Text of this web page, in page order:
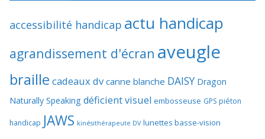
accessibilité handicap actu handicap
agrandissement d'écran aveugle
braille cadeaux dv canne blanche DAISY Dragon
Naturally Speaking déficient visuel embosseuse GPS piéton
handicap JAWS kinésithérapeute DV lunettes basse-vision